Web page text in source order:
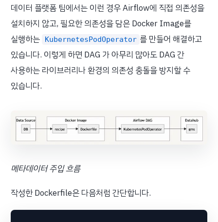
데이터 플랫폼 팀에서는 이런 경우 Airflow에 직접 의존성을
설치하지 않고, 필요한 의존성을 담은 Docker Image를
실행하는
KubernetesPodOperator 를 만들어 해결하고
있습니다. 이렇게 하면 DAG 가 아무리 많아도 DAG 간
사용하는 라이브러리나 환경의 의존성 충돌을 방지할 수
있습니다.
메타데이터 주입 흐름
작성한 Dockerfile은 다음처럼 간단합니다.